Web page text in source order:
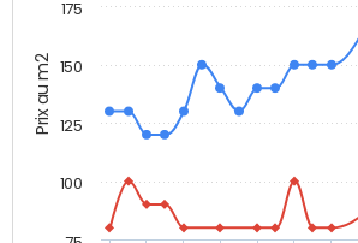
Prix au m2
100
125
150
175